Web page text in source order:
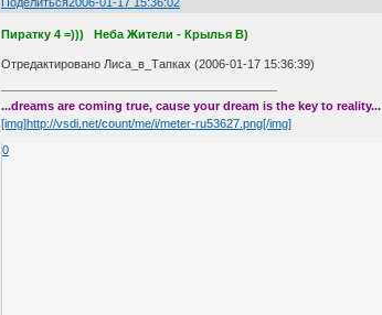
Пиратку 4 =))) Неба Жители - Крылья B)
Отредактировано Лиса_в_Тапках (2006-01-17 15:36:39)
...dreams are coming true, cause your dream is the key to reality...
[img]http://vsdi.net/count/me/i/meter-ru53627.png[/img]
0